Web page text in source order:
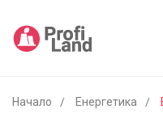
Начало Енергетика